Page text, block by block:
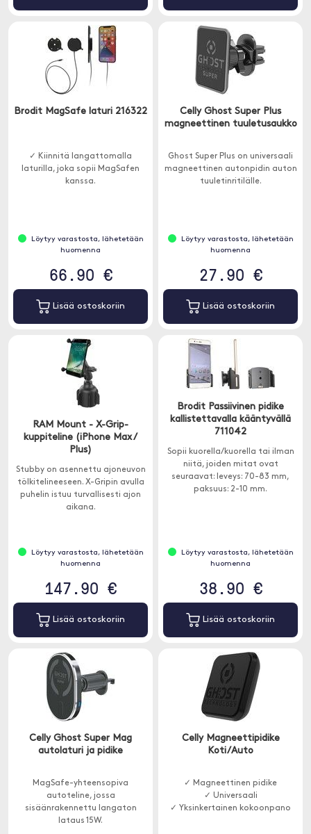
Brodit MagSafe laturi 216322
✓ Kiinnitä langattomalla
laturilla, joka sopii MagSafen
kanssa.
Löytyy varastosta, lähetetään
huomenna
66.90 €
Lisää ostoskoriin
Celly Ghost Super Plus
magneettinen tuuletusaukko
Ghost Super Plus on universaali
magneettinen autonpidin auton
tuuletinritilälle.
Löytyy varastosta, lähetetään
huomenna
27.90 €
Lisää ostoskoriin
RAM Mount - X-Grip-
kuppiteline (iPhone Max /
Plus)
Stubby on asennettu ajoneuvon
tölkitelineeseen. X-Gripin avulla
puhelin istuu turvallisesti ajon
aikana.
Löytyy varastosta, lähetetään
huomenna
147.90 €
Lisää ostoskoriin
Brodit Passiivinen pidike
kallistettavalla kääntyvällä
711042
Sopii kuorella/kuorella tai ilman
niitä, joiden mitat ovat
seuraavat: leveys: 70-83 mm,
paksuus: 2-10 mm.
Löytyy varastosta, lähetetään
huomenna
38.90 €
Lisää ostoskoriin
Celly Ghost Super Mag
autolaturi ja pidike
MagSafe-yhteensopiva
autoteline, jossa
sisäänrakennettu langaton
lataus 15W.
Celly Magneettipidike
Koti/Auto
✓ Magneettinen pidike
✓ Universaali
✓ Yksinkertainen kokoonpano